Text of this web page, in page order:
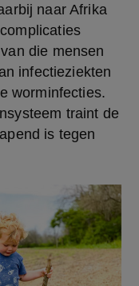
naar Afrika
die mensen
infectieziekten
worminfecties.
traint de
is tegen